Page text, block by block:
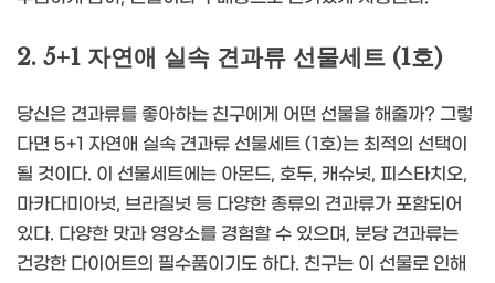
2. 5+1 자연애 실속 견과류 선물세트 (1호)
당신은 견과류를 좋아하는 친구에게 어떤 선물을 해줄까? 그렇
다면 5+1 자연애 실속 견과류 선물세트 (1호)는 최적의 선택이
될 것이다. 이 선물세트에는 아몬드, 호두, 캐슈넛, 피스타치오,
마카다미아넛, 브라질넛 등 다양한 종류의 견과류가 포함되어
있다. 다양한 맛과 영양소를 경험할 수 있으며, 분당 견과류는
건강한 다이어트의 필수품이기도 하다. 친구는 이 선물로 인해